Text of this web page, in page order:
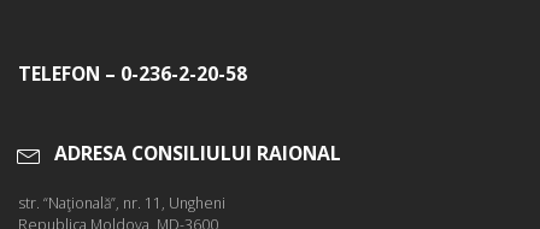
TELEFON – 0-236-2-20-58
ADRESA CONSILIULUI RAIONAL
str. “Naţională”, nr. 11, Ungheni